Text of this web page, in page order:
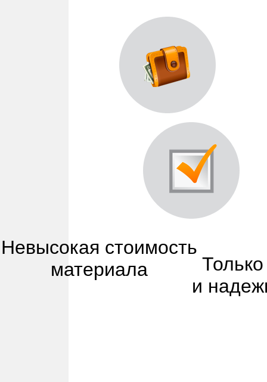
Невысокая стоимость
материала
и